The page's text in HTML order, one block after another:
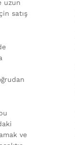
uzun
satış
ve